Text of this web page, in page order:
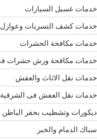
خدمات غسيل السيارات
خدمات كشف التسربات
خدمات مكافحة الحشرات
خدمات مكافحة ورش حشرات
خدمات نقل الاثاث والعفش
خدمات نقل العفش فى الشرقية
ديكورات وتشطيب بحفر الباطن
سباك الدمام والخبر